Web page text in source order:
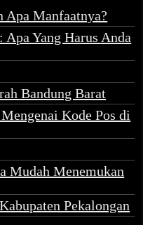
Apa Manfaatnya?
Yang Harus Anda
Bandung Barat
Kode Pos di
Mudah Menemukan
Pekalongan